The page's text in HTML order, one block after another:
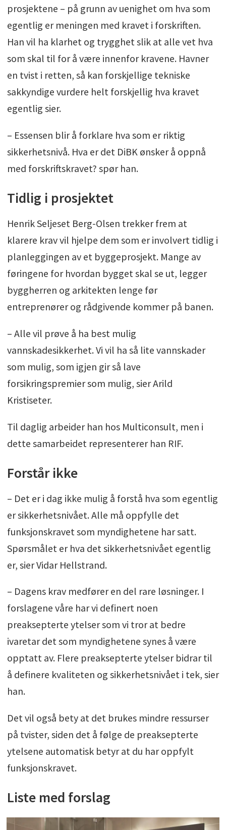
prosjektene – på grunn av uenighet om hva som
egentlig er meningen med kravet i forskriften.
Han vil ha klarhet og trygghet slik at alle vet hva
som skal til for å være innenfor kravene. Havner
en tvist i retten, så kan forskjellige tekniske
sakkyndige vurdere helt forskjellig hva kravet
egentlig sier.
– Essensen blir å forklare hva som er riktig
sikkerhetsnivå. Hva er det DiBK ønsker å oppnå
med forskriftskravet? spør han.
Tidlig i prosjektet
Henrik Seljeset Berg-Olsen trekker frem at
klarere krav vil hjelpe dem som er involvert tidlig i
planleggingen av et byggeprosjekt. Mange av
føringene for hvordan bygget skal se ut, legger
byggherren og arkitekten lenge før
entreprenører og rådgivende kommer på banen.
– Alle vil prøve å ha best mulig
vannskadesikkerhet. Vi vil ha så lite vannskader
som mulig, som igjen gir så lave
forsikringspremier som mulig, sier Arild
Kristiseter.
Til daglig arbeider han hos Multiconsult, men i
dette samarbeidet representerer han RIF.
Forstår ikke
– Det er i dag ikke mulig å forstå hva som egentlig
er sikkerhetsnivået. Alle må oppfylle det
funksjonskravet som myndighetene har satt.
Spørsmålet er hva det sikkerhetsnivået egentlig
er, sier Vidar Hellstrand.
– Dagens krav medfører en del rare løsninger. I
forslagene våre har vi definert noen
preaksepterte ytelser som vi tror at bedre
ivaretar det som myndighetene synes å være
opptatt av. Flere preaksepterte ytelser bidrar til
å definere kvaliteten og sikkerhetsnivået i tek, sier
han.
Det vil også bety at det brukes mindre ressurser
på tvister, siden det å følge de preaksepterte
ytelsene automatisk betyr at du har oppfylt
funksjonskravet.
Liste med forslag